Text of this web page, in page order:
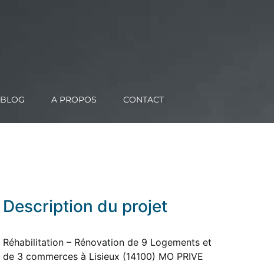
BLOG A PROPOS CONTACT
Description du projet
Réhabilitation – Rénovation de 9 Logements et
de 3 commerces à Lisieux (14100) MO PRIVE